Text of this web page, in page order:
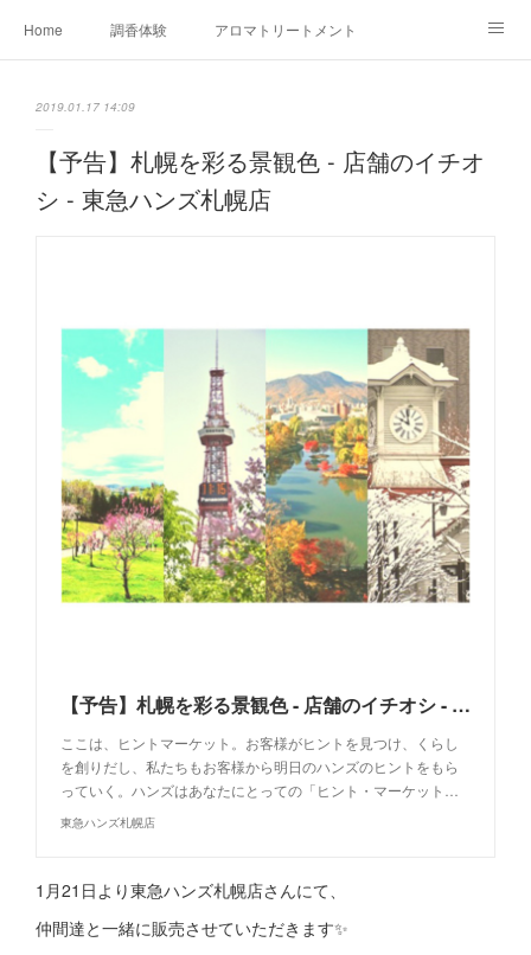
Home 調香体験 アロマトリートメントMenu
Ameblo
2019.01.17 14:09
【予告】札幌を彩る景観色 - 店舗のイチオ
シ - 東急ハンズ札幌店
【予告】札幌を彩る景観色 - 店舗のイチオシ - 東急ハンズ札幌店
ここは、ヒントマーケット。お客様がヒントを見つけ、くらし
を創りだし、私たちもお客様から明日のハンズのヒントをもら
っていく。ハンズはあなたにとっての「ヒント・マーケット…
東急ハンズ札幌店
1月21日より東急ハンズ札幌店さんにて、
仲間達と一緒に販売させていただきます✨